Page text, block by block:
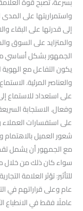
واستمراريتها على المدى
إلى قدرتها على البقاء
والمتزايد على السوق
الجمهور بشكل أساسي مع
يكون التفاعل مع
والعناصر المرئية.
على استعداد للاستماع
وفعال. الاستجابة
على استفسارات
شعور العميل بالاهتمام
مع الجمهور أن يشمل
سواء كان ذلك من خلال
للتأثير: تؤثر العلامة
عام وعلى قراراتهم في
عاملًا فقط في الانطباع